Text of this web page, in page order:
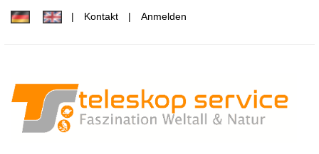
Kontakt Anmelden